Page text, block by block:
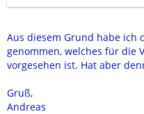
Aus diesem Grund habe ich
genommen, welches für die
vorgesehen ist. Hat aber
Gruß,
Andreas